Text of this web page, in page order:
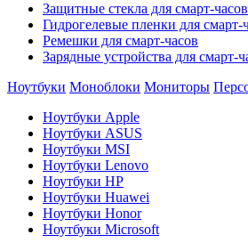
Защитные стекла для смарт-часов
Гидрогелевые пленки для смарт-
Ремешки для смарт-часов
Зарядные устройства для смарт-
Ноутбуки Моноблоки Мониторы
Ноутбуки Apple
Ноутбуки ASUS
Ноутбуки MSI
Ноутбуки Lenovo
Ноутбуки HP
Ноутбуки Huawei
Ноутбуки Honor
Ноутбуки Microsoft